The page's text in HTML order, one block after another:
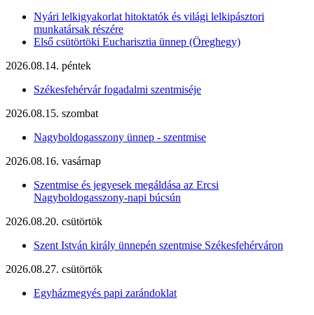
Nyári lelkigyakorlat hitoktatók és világi lelkipásztori
munkatársak részére
Első csütörtöki Eucharisztia ünnep (Öreghegy)
2026.08.14. péntek
Székesfehérvár fogadalmi szentmiséje
2026.08.15. szombat
Nagyboldogasszony ünnep - szentmise
2026.08.16. vasárnap
Szentmise és jegyesek megáldása az Ercsi
Nagyboldogasszony-napi búcsún
2026.08.20. csütörtök
Szent István király ünnepén szentmise Székesfehérváron
2026.08.27. csütörtök
Egyházmegyés papi zarándoklat